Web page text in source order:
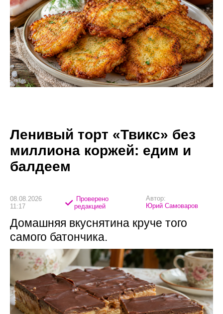
Ленивый торт «Твикс» без
миллиона коржей: едим и
балдеем
08.08.2026
11:17
Проверено
редакцией
Автор:
Юрий Самоваров
Домашняя вкуснятина круче того
самого батончика.